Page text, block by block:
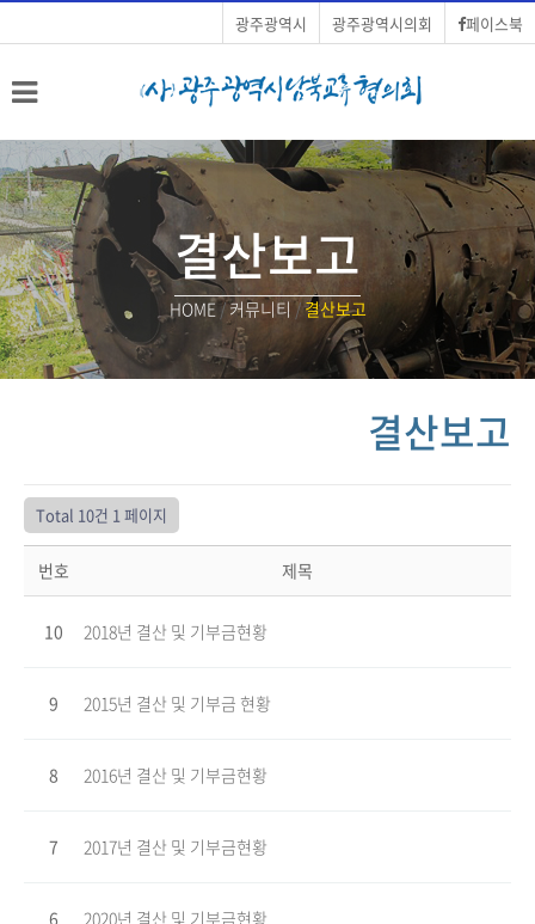
페이스북
광주광역시의회
광주광역시
결산보고
HOME/커뮤니티 /결산보고
결산보고
Total 10건 1 페이지
번호 제목
10 2018년 결산 및 기부금현황
9 2015년 결산 및 기부금 현황
8 2016년 결산 및 기부금현황
7 2017년 결산 및 기부금현황
6 2020년 결산 및 기부금현황